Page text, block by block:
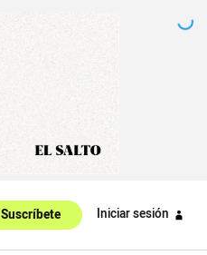
Suscríbete Iniciar sesión